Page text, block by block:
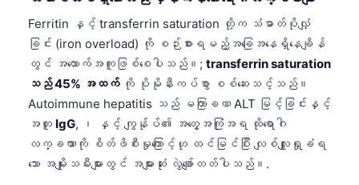
Ferritin နှင့် transferrin saturation တို့က သံဓာတ်ပိုလျှံ
ခြင်း (iron overload) ကို စဉ်းစားရမည့်အခြေအနေရှိနေချိန်
တွင် အထောက်အကူဖြစ်စေပါသည်။; transferrin saturation
သည် 45% အထက်ကို ပိုမိုနီးကပ်စွာ စစ်ဆေးသင့်သည်။
Autoimmune hepatitis သည် မကြာခဏ ALT မြင့်ခြင်းနှင့်
အတူ IgG, ၊ နှင့် ကျွန်ုပ်၏ အတွေ့အကြုံအရ ထိုရောဂါ
လက္ခဏာကို စိတ်ဖိစီးမှုကြောင့်ဟု ထင်မြင်ပြီး လျစ်လျူရှုခံရ
သော အမျိုးသမီးများတွင် အများဆုံး လွဲချော်တတ်ပါသည်။.